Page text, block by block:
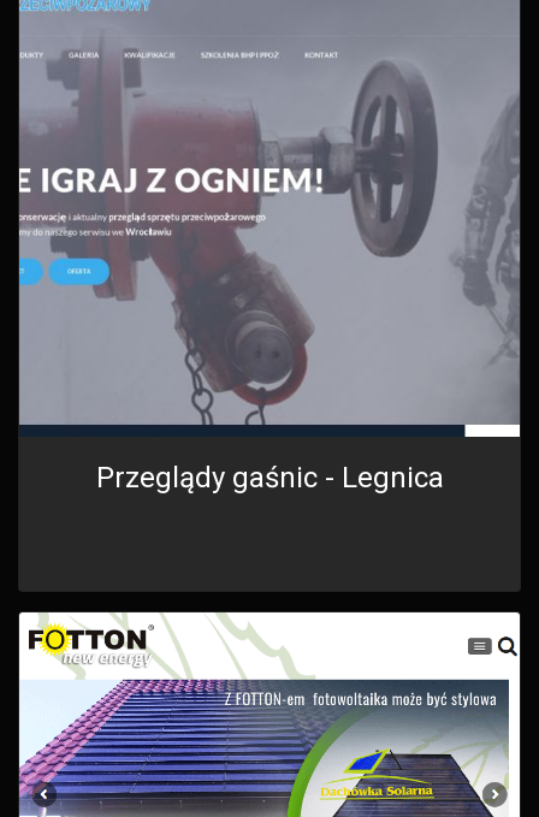
Przeglądy gaśnic - Legnica